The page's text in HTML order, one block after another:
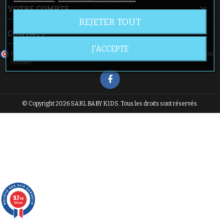
VOTRE COMPTE 
CONTACT 
Marchand approuvé par la Société des Avis Garantis,
cliquez ici pour
vérifier.
REJETER TOUT
J'ACCEPTE
© Copyright 2026 SARL BABY KIDS. Tous les droits sont réservés.
9.7/10
1196 avis